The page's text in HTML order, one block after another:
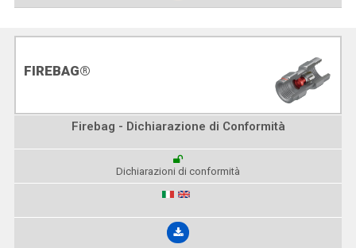
FIREBAG®
Firebag - Dichiarazione di Conformità
Dichiarazioni di conformità